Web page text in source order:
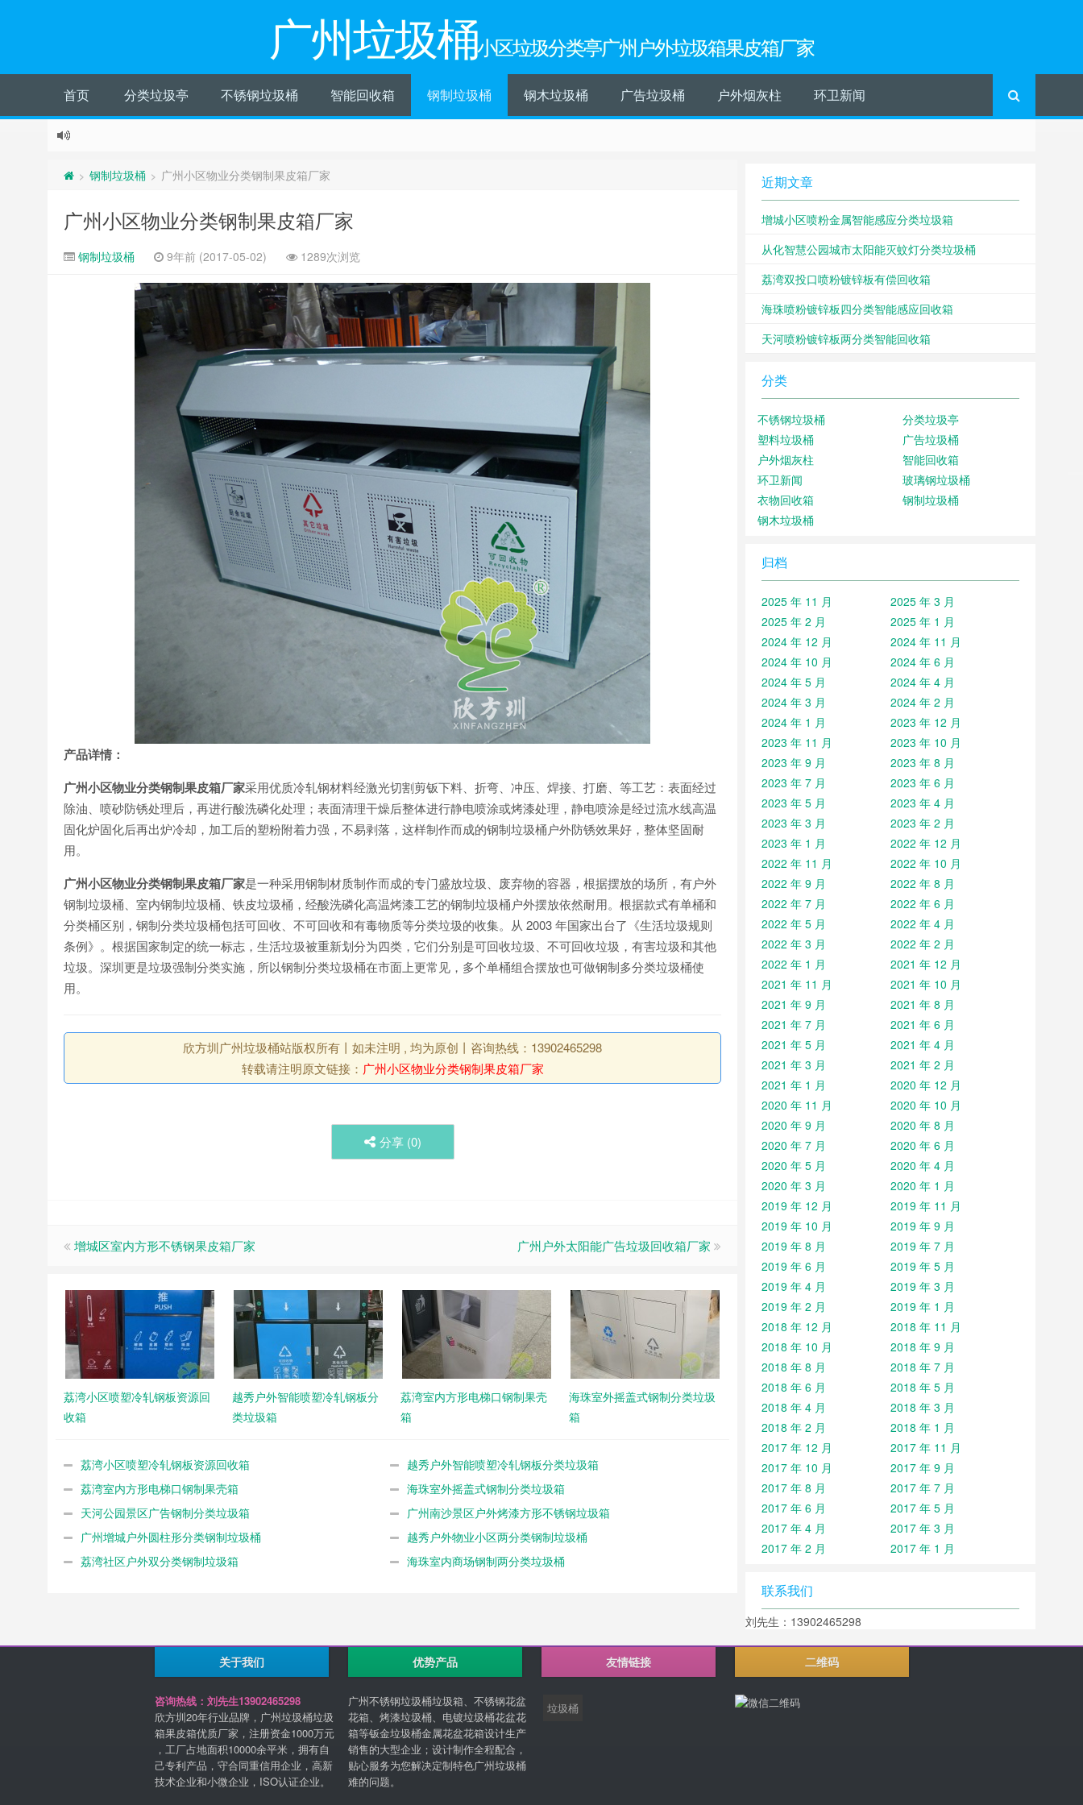
广州垃圾桶小区垃圾分类亭广州户外垃圾箱果皮箱厂家
首页 分类垃圾亭 不锈钢垃圾桶 智能回收箱 钢制垃圾桶 钢木垃圾桶 广告垃圾桶 户外烟灰柱 环卫新闻
> 钢制垃圾桶 > 广州小区物业分类钢制果皮箱厂家
广州小区物业分类钢制果皮箱厂家
钢制垃圾桶 9年前 (2017-05-02) 1289次浏览
产品详情：
广州小区物业分类钢制果皮箱厂家采用优质冷轧钢材料经激光切割剪钣下料、折弯、冲压、焊接、打磨、等工艺：表面经过
除油、喷砂防锈处理后，再进行酸洗磷化处理；表面清理干燥后整体进行静电喷涂或烤漆处理，静电喷涂是经过流水线高温
固化炉固化后再出炉冷却，加工后的塑粉附着力强，不易剥落，这样制作而成的钢制垃圾桶户外防锈效果好，整体坚固耐
用。
广州小区物业分类钢制果皮箱厂家是一种采用钢制材质制作而成的专门盛放垃圾、废弃物的容器，根据摆放的场所，有户外
钢制垃圾桶、室内钢制垃圾桶、铁皮垃圾桶，经酸洗磷化高温烤漆工艺的钢制垃圾桶户外摆放依然耐用。根据款式有单桶和
分类桶区别，钢制分类垃圾桶包括可回收、不可回收和有毒物质等分类垃圾的收集。从 2003 年国家出台了《生活垃圾规则
条例》。根据国家制定的统一标志，生活垃圾被重新划分为四类，它们分别是可回收垃圾、不可回收垃圾，有害垃圾和其他
垃圾。深圳更是垃圾强制分类实施，所以钢制分类垃圾桶在市面上更常见，多个单桶组合摆放也可做钢制多分类垃圾桶使
用。
欣方圳广州垃圾桶站版权所有丨如未注明 , 均为原创丨咨询热线：13902465298
转载请注明原文链接： 广州小区物业分类钢制果皮箱厂家
分享 (0)
增城区室内方形不锈钢果皮箱厂家 广州户外太阳能广告垃圾回收箱厂家
荔湾小区喷塑冷轧钢板资源回
收箱
越秀户外智能喷塑冷轧钢板分
类垃圾箱
荔湾室内方形电梯口钢制果壳
箱
海珠室外摇盖式钢制分类垃圾
箱
荔湾小区喷塑冷轧钢板资源回收箱
越秀户外智能喷塑冷轧钢板分类垃圾箱
荔湾室内方形电梯口钢制果壳箱
海珠室外摇盖式钢制分类垃圾箱
天河公园景区广告钢制分类垃圾箱
广州南沙景区户外烤漆方形不锈钢垃圾箱
广州增城户外圆柱形分类钢制垃圾桶
越秀户外物业小区两分类钢制垃圾桶
荔湾社区户外双分类钢制垃圾箱
海珠室内商场钢制两分类垃圾桶
近期文章
增城小区喷粉金属智能感应分类垃圾箱
从化智慧公园城市太阳能灭蚊灯分类垃圾桶
荔湾双投口喷粉镀锌板有偿回收箱
海珠喷粉镀锌板四分类智能感应回收箱
天河喷粉镀锌板两分类智能回收箱
分类
不锈钢垃圾桶
分类垃圾亭
塑料垃圾桶
广告垃圾桶
户外烟灰柱
智能回收箱
环卫新闻
玻璃钢垃圾桶
衣物回收箱
钢制垃圾桶
钢木垃圾桶
归档
2025 年 11 月
2025 年 3 月
2025 年 2 月
2025 年 1 月
2024 年 12 月
2024 年 11 月
2024 年 10 月
2024 年 6 月
2024 年 5 月
2024 年 4 月
2024 年 3 月
2024 年 2 月
2024 年 1 月
2023 年 12 月
2023 年 11 月
2023 年 10 月
2023 年 9 月
2023 年 8 月
2023 年 7 月
2023 年 6 月
2023 年 5 月
2023 年 4 月
2023 年 3 月
2023 年 2 月
2023 年 1 月
2022 年 12 月
2022 年 11 月
2022 年 10 月
2022 年 9 月
2022 年 8 月
2022 年 7 月
2022 年 6 月
2022 年 5 月
2022 年 4 月
2022 年 3 月
2022 年 2 月
2022 年 1 月
2021 年 12 月
2021 年 11 月
2021 年 10 月
2021 年 9 月
2021 年 8 月
2021 年 7 月
2021 年 6 月
2021 年 5 月
2021 年 4 月
2021 年 3 月
2021 年 2 月
2021 年 1 月
2020 年 12 月
2020 年 11 月
2020 年 10 月
2020 年 9 月
2020 年 8 月
2020 年 7 月
2020 年 6 月
2020 年 5 月
2020 年 4 月
2020 年 3 月
2020 年 1 月
2019 年 12 月
2019 年 11 月
2019 年 10 月
2019 年 9 月
2019 年 8 月
2019 年 7 月
2019 年 6 月
2019 年 5 月
2019 年 4 月
2019 年 3 月
2019 年 2 月
2019 年 1 月
2018 年 12 月
2018 年 11 月
2018 年 10 月
2018 年 9 月
2018 年 8 月
2018 年 7 月
2018 年 6 月
2018 年 5 月
2018 年 4 月
2018 年 3 月
2018 年 2 月
2018 年 1 月
2017 年 12 月
2017 年 11 月
2017 年 10 月
2017 年 9 月
2017 年 8 月
2017 年 7 月
2017 年 6 月
2017 年 5 月
2017 年 4 月
2017 年 3 月
2017 年 2 月
2017 年 1 月
联系我们
刘先生：13902465298
关于我们
咨询热线：刘先生13902465298
欣方圳20年行业品牌，广州垃圾桶垃圾
箱果皮箱优质厂家，注册资金1000万元
，工厂占地面积10000余平米，拥有自
己专利产品，守合同重信用企业，高新
技术企业和小微企业，ISO认证企业。
优势产品
广州不锈钢垃圾桶垃圾箱、不锈钢花盆
花箱、烤漆垃圾桶、电镀垃圾桶花盆花
箱等钣金垃圾桶金属花盆花箱设计生产
销售的大型企业；设计制作全程配合，
贴心服务为您解决定制特色广州垃圾桶
难的问题。
友情链接
垃圾桶
二维码